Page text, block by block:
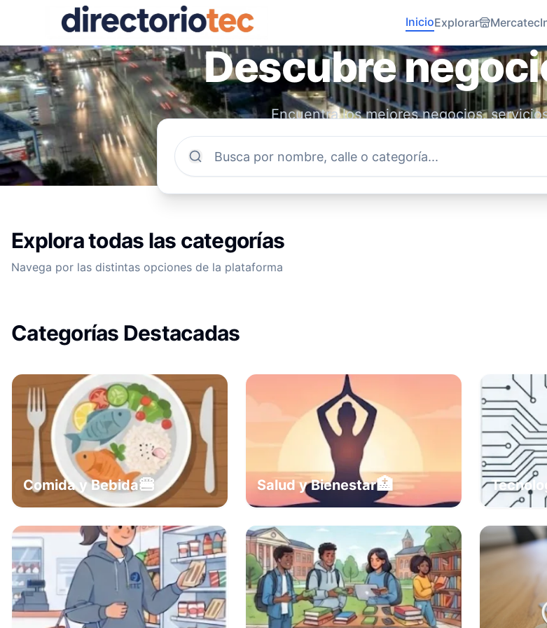
InicioExplorar Mercatec
Descubre
Encuentra los mejores negocios,
comunidad. Conecta con
Explora todas las categorías
Navega por las distintas opciones de la plataforma
Categorías Destacadas
Comida y Bebida🍔 Salud y Bienestar🏥